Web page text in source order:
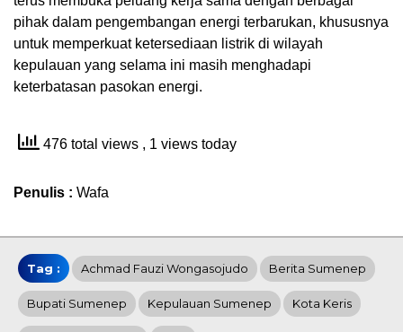
pihak dalam pengembangan energi terbarukan, khususnya
untuk memperkuat ketersediaan listrik di wilayah
kepulauan yang selama ini masih menghadapi
keterbatasan pasokan energi.
476 total views , 1 views today
Penulis : Wafa
Tag : Achmad Fauzi Wongasojudo Berita Sumenep
Bupati Sumenep Kepulauan Sumenep Kota Keris